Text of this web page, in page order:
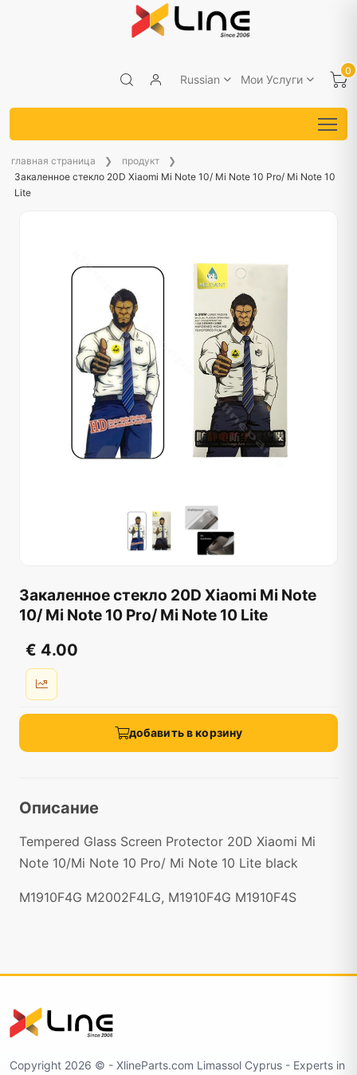
Russian Мои Услуги
0
главная страница
продукт
Закаленное стекло 20D Xiaomi Mi Note 10/ Mi Note 10 Pro/ Mi Note 10
Lite
Закаленное стекло 20D Xiaomi Mi Note
10/ Mi Note 10 Pro/ Mi Note 10 Lite
€ 4.00
добавить в корзину
Описание
Tempered Glass Screen Protector 20D Xiaomi Mi
Note 10/Mi Note 10 Pro/ Mi Note 10 Lite black
M1910F4G M2002F4LG, M1910F4G M1910F4S
Copyright 2026 ©️ - XlineParts.com Limassol Cyprus - Experts in